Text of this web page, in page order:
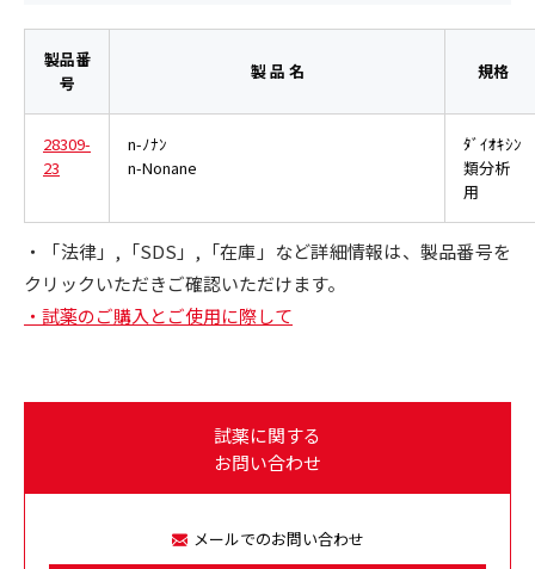
製品番
号
製 品 名 規格
28309-
23
n-ﾉﾅﾝ
n-Nonane
ﾀﾞｲｵｷｼﾝ
類分析
用
・「法律」,「SDS」,「在庫」など詳細情報は、製品番号を
クリックいただきご確認いただけます。
・試薬のご購入とご使用に際して
試薬に関する
お問い合わせ
メールでのお問い合わせ